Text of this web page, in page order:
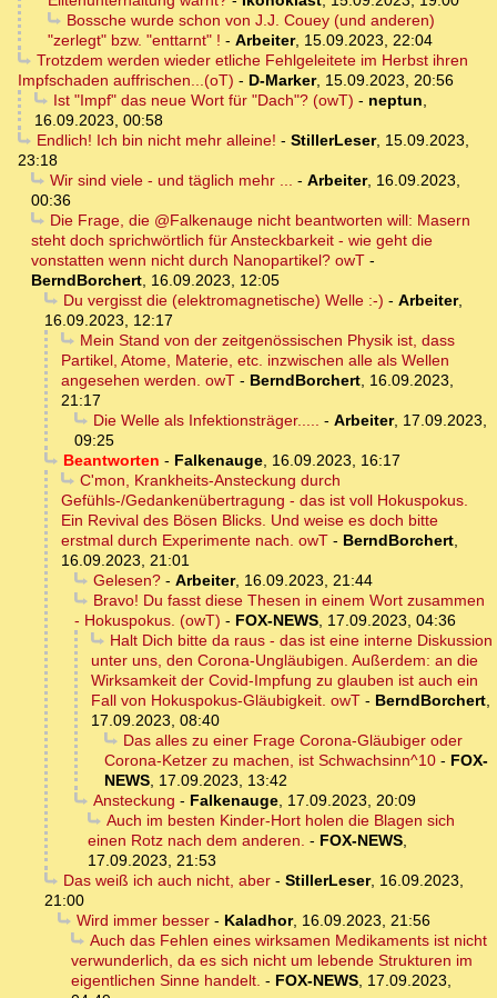
Bossche wurde schon von J.J. Couey (und anderen)
"zerlegt" bzw. "enttarnt" ! - Arbeiter, 15.09.2023, 22:04
Trotzdem werden wieder etliche Fehlgeleitete im Herbst ihren
Impfschaden auffrischen...(oT) - D-Marker, 15.09.2023, 20:56
Ist "Impf" das neue Wort für "Dach"? (owT) - neptun,
16.09.2023, 00:58
Endlich! Ich bin nicht mehr alleine! - StillerLeser, 15.09.2023,
23:18
Wir sind viele - und täglich mehr ... - Arbeiter, 16.09.2023,
00:36
Die Frage, die @Falkenauge nicht beantworten will: Masern
steht doch sprichwörtlich für Ansteckbarkeit - wie geht die
vonstatten wenn nicht durch Nanopartikel? owT -
BerndBorchert, 16.09.2023, 12:05
Du vergisst die (elektromagnetische) Welle :-) - Arbeiter,
16.09.2023, 12:17
Mein Stand von der zeitgenössischen Physik ist, dass
Partikel, Atome, Materie, etc. inzwischen alle als Wellen
angesehen werden. owT - BerndBorchert, 16.09.2023,
21:17
Die Welle als Infektionsträger..... - Arbeiter, 17.09.2023,
09:25
Beantworten - Falkenauge, 16.09.2023, 16:17
C'mon, Krankheits-Ansteckung durch
Gefühls-/Gedankenübertragung - das ist voll Hokuspokus.
Ein Revival des Bösen Blicks. Und weise es doch bitte
erstmal durch Experimente nach. owT - BerndBorchert,
16.09.2023, 21:01
Gelesen?- Arbeiter, 16.09.2023, 21:44
Bravo! Du fasst diese Thesen in einem Wort zusammen
- Hokuspokus. (owT) - FOX-NEWS, 17.09.2023, 04:36
Halt Dich bitte da raus - das ist eine interne Diskussion
unter uns, den Corona-Ungläubigen. Außerdem: an die
Wirksamkeit der Covid-Impfung zu glauben ist auch ein
Fall von Hokuspokus-Gläubigkeit. owT - BerndBorchert,
17.09.2023, 08:40
Das alles zu einer Frage Corona-Gläubiger oder
Corona-Ketzer zu machen, ist Schwachsinn^10 - FOX-
NEWS, 17.09.2023, 13:42
Ansteckung - Falkenauge, 17.09.2023, 20:09
Auch im besten Kinder-Hort holen die Blagen sich
einen Rotz nach dem anderen. - FOX-NEWS,
17.09.2023, 21:53
Das weiß ich auch nicht, aber- StillerLeser, 16.09.2023,
21:00
Wird immer besser- Kaladhor, 16.09.2023, 21:56
Auch das Fehlen eines wirksamen Medikaments ist nicht
verwunderlich, da es sich nicht um lebende Strukturen im
eigentlichen Sinne handelt. - FOX-NEWS, 17.09.2023,